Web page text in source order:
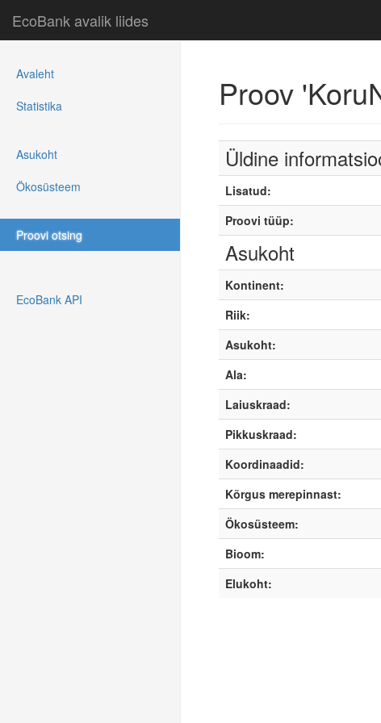
EcoBank avalik liides
Avaleht
Statistika
Asukoht
Ökosüsteem
Proovi otsing
EcoBank API
Proov
Üldine
Lisatud:
Proovi tüüp:
Asukoht
Kontinent:
Riik:
Asukoht:
Ala:
Laiuskraad:
Pikkuskraad:
Koordinaadid:
Kõrgus merepinnast:
Ökosüsteem:
Bioom:
Elukoht: